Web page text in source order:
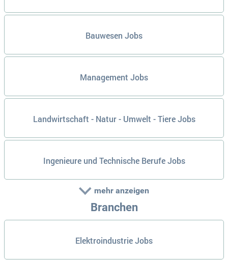
Bauwesen Jobs
Management Jobs
Landwirtschaft - Natur - Umwelt - Tiere Jobs
Ingenieure und Technische Berufe Jobs
mehr anzeigen
Branchen
Elektroindustrie Jobs